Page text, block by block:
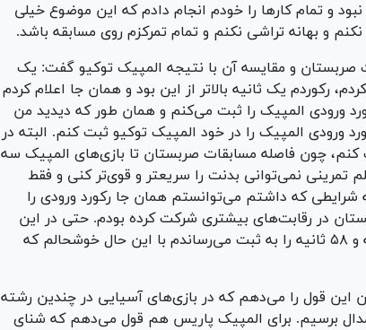
و تمام کار‌ها را خودم انجام دادم که این موضوع خیلی
و بهانه تراشی نکنم و تمام تمرکزم روی مسابقه باشد.
صربستان و مقایسه آن با نتیجه المپیک توکیو گفت: یک
رکوردم یک ثانیه بالاتر از این بود و همان جا اعلام کردم
ورودی المپیک را ثبت می‌کنم و همان طور که دیدید من
ورودی المپیک را در خود المپیک توکیو ثبت کنم. البته در
چون فاصله مسابقات صربستان تا بازی‌های المپیک سه
تمرینی نمی‌توانی بدنت را سریعتر و قوی‌تر کنی و فقط
شرایطی که داشتم می‌توانستم همان جا رکورد ورودی را
در رقابت‌های بیشتری شرکت کرده بودم. حتی در این
صورت ۱۰۰ درصد در المپیک رکورد یک دقیقه و ۵۸ ثانیه را به ثبت می‌رساندم با این حال خوشحالم که
این قول را می‌دهم که در بازی‌های آسیایی در چندین رشته
برسیم. برای المپیک پاریس هم قول می‌دهم که شنای